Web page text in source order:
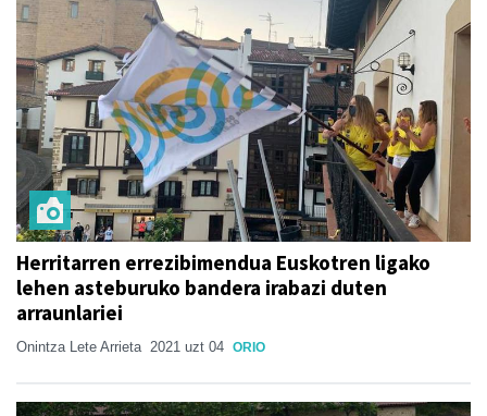
Herritarren errezibimendua Euskotren ligako
lehen asteburuko bandera irabazi duten
arraunlariei
Onintza Lete Arrieta 2021 uzt 04 ORIO